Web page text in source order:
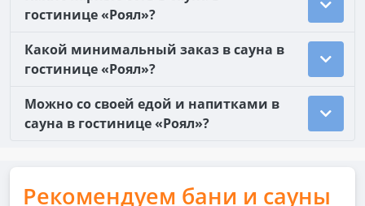
гостинице «Роял»?
Какой минимальный заказ в сауна в
гостинице «Роял»?
Можно со своей едой и напитками в
сауна в гостинице «Роял»?
Рекомендуем бани и сауны